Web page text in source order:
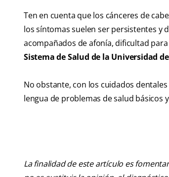
Ten en cuenta que los cánceres de
los síntomas suelen ser persistentes y
acompañados de afonía, dificultad
Sistema de Salud de la Universidad
No obstante, con los cuidados
lengua de problemas de salud
La finalidad de este artículo es